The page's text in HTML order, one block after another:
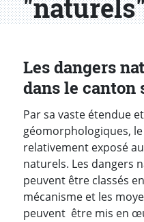
Les dangers
dans le canton
Par sa vaste étendue
géomorphologiques,
relativement exposé
naturels. Les dangers
peuvent être classés
mécanisme et les
peuvent être mis en